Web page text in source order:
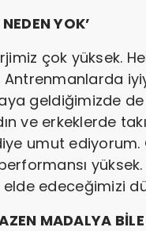
YOK’
çok yüksek.
Antrenmanlarda
geldiğimizde
ve erkeklerde
umut
edeceğimizi
MADALYA